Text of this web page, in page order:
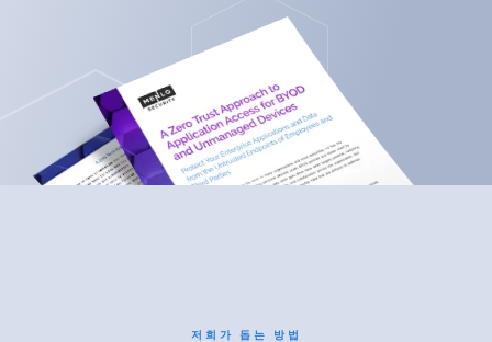
저희가 돕는 방법